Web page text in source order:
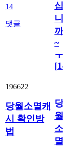
14
댓글
십
니
까
~
ㅜ
[14
196622
당월소멸캐
시 확인방
법
당
월
소
멸